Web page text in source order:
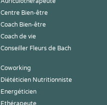
Centre Bien-être
Coach Bien-être
Coach de vie
Conseiller Fleurs de Bach
Coworking
Diététicien Nutritionniste
Energéticien
Ethérapeute